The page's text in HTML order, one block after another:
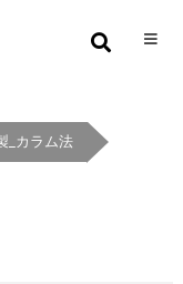
_カラム法